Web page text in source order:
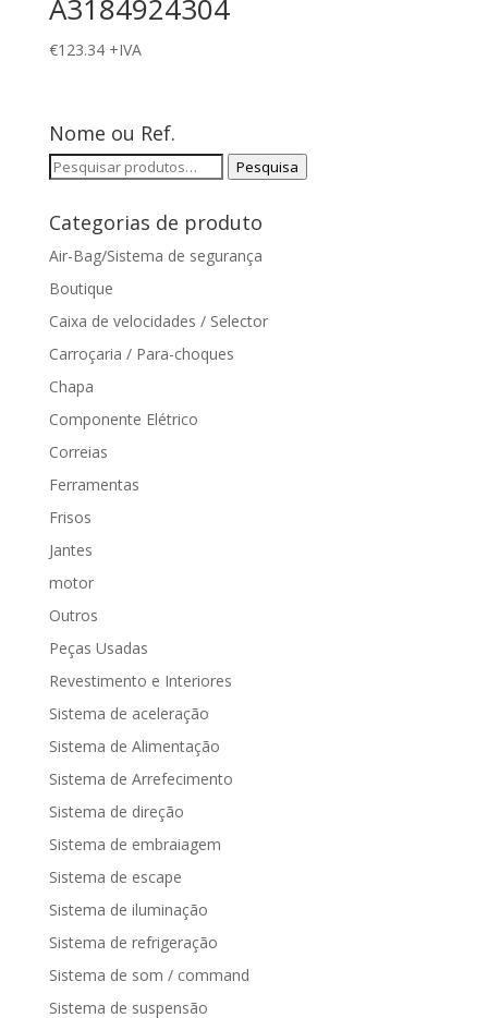
A3184924304
€123.34 +IVA
Nome ou Ref.
Pesquisar
Pesquisa
Categorias de produto
Air-Bag/Sistema de segurança
Boutique
Caixa de velocidades / Selector
Carroçaria / Para-choques
Chapa
Componente Elétrico
Correias
Ferramentas
Frisos
Jantes
motor
Outros
Peças Usadas
Revestimento e Interiores
Sistema de aceleração
Sistema de Alimentação
Sistema de Arrefecimento
Sistema de direção
Sistema de embraiagem
Sistema de escape
Sistema de iluminação
Sistema de refrigeração
Sistema de som / command
Sistema de suspensão